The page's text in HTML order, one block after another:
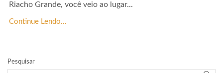
Riacho Grande, você veio ao lugar...
Continue Lendo...
Pesquisar